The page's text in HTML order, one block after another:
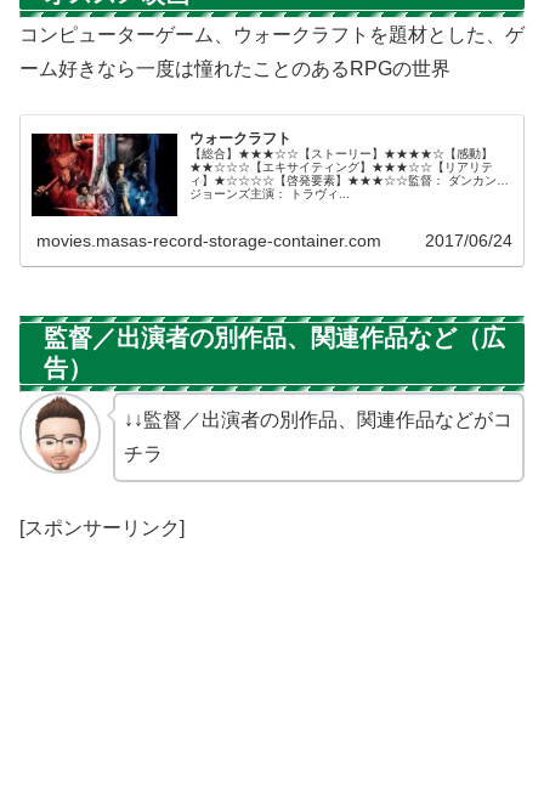
コンピューターゲーム、ウォークラフトを題材とした、ゲ
ーム好きなら一度は憧れたことのあるRPGの世界
ウォークラフト
【総合】★★★☆☆【ストーリー】★★★★☆【感動】
★★☆☆☆【エキサイティング】★★★☆☆【リアリテ
ィ】★☆☆☆☆【啓発要素】★★★☆☆監督： ダンカン・
ジョーンズ主演： トラヴィ...
movies.masas-record-storage-container.com 2017/06/24
監督／出演者の別作品、関連作品など（広
告）
↓↓監督／出演者の別作品、関連作品などがコ
チラ
[スポンサーリンク]